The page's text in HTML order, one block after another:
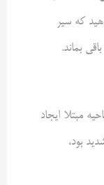
دهید که سیر
مبتلا ایجاد
بود،